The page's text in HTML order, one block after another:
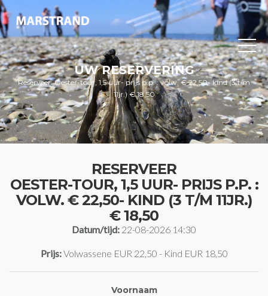
UW RESERVERING
Reserveer: Oester-tour, 1,5 uur- prijs p.p. : volw. € 22,50- kind (3 t/m
11jr.) € 18,50
RESERVEER
OESTER-TOUR, 1,5 UUR- PRIJS P.P. :
VOLW. € 22,50- KIND (3 T/M 11JR.)
€ 18,50
Datum/tijd: 22-08-2026 14:30
Prijs:Volwassene EUR 22,50 - Kind EUR 18,50
Voornaam